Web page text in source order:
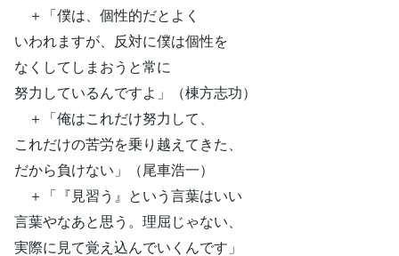
＋「僕は、個性的だとよく
いわれますが、反対に僕は個性を
なくしてしまおうと常に
努力しているんですよ」（棟方志功）
＋「俺はこれだけ努力して、
これだけの苦労を乗り越えてきた、
だから負けない」（尾車浩一）
＋「『見習う』という言葉はいい
言葉やなあと思う。理屈じゃない、
実際に見て覚え込んでいくんです」